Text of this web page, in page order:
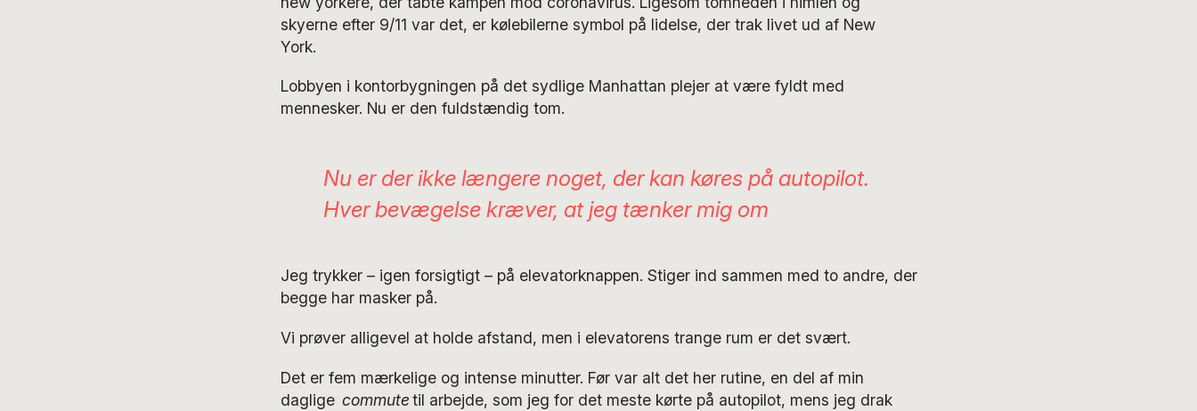
skyerne efter 9/11 var det, er kølebilerne symbol på lidelse, der trak livet ud af New
York.
Lobbyen i kontorbygningen på det sydlige Manhattan plejer at være fyldt med
mennesker. Nu er den fuldstændig tom.
Nu er der ikke længere noget, der kan køres på autopilot.
Hver bevægelse kræver, at jeg tænker mig om
Jeg trykker – igen forsigtigt – på elevatorknappen. Stiger ind sammen med to andre, der
begge har masker på.
Vi prøver alligevel at holde afstand, men i elevatorens trange rum er det svært.
Det er fem mærkelige og intense minutter. Før var alt det her rutine, en del af min
daglige commutetil arbejde, som jeg for det meste kørte på autopilot, mens jeg drak